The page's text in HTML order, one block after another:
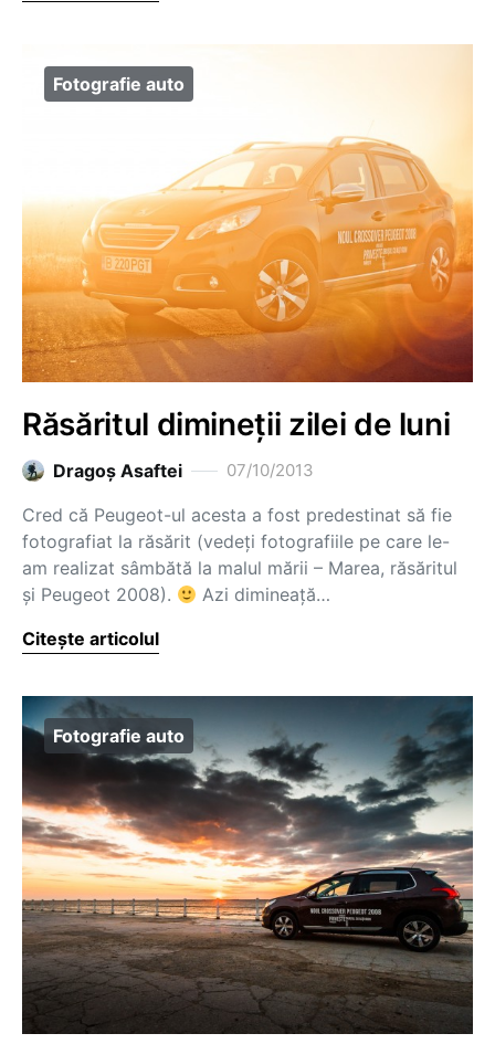
Fotografie auto
Răsăritul dimineții zilei de luni
Dragoş Asaftei 07/10/2013
Cred că Peugeot-ul acesta a fost predestinat să fie
fotografiat la răsărit (vedeți fotografiile pe care le-
am realizat sâmbătă la malul mării – Marea, răsăritul
și Peugeot 2008).
Azi dimineață…
Citește articolul
Fotografie auto